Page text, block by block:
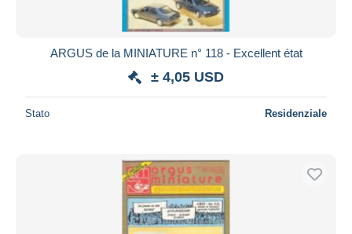
ARGUS de la MINIATURE n° 118 - Excellent état
± 4,05 USD
Stato Residenziale